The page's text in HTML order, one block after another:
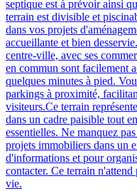
septique est à prévoir ainsi
terrain est divisible et
dans vos projets
accueillante et bien
centre-ville, avec ses
en commun sont facilement
quelques minutes à pied.
parkings à proximité,
visiteurs.Ce terrain
dans un cadre paisible tout
essentielles. Ne manquez
projets immobiliers dans un
d'informations et pour
contacter. Ce terrain
vie.